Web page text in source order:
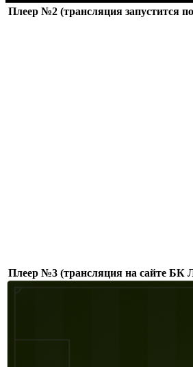
Плеер №2 (трансляция запустится
Плеер №3 (трансляция на сайте